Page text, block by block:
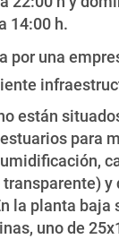
14:00 h.
por una
están
para
y
la planta baja
uno de